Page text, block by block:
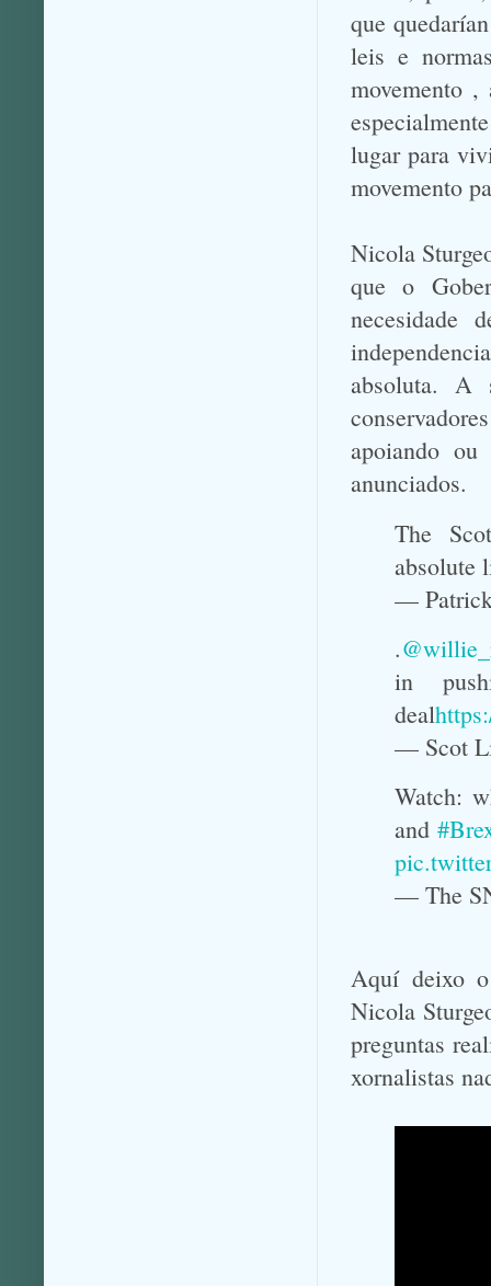
que
leis e
movemento
lugar para
movemento
Nicola
que o
necesidade
absoluta. A
apoiando
anunciados.
The
absolute
—
.
in
deal
— Scot
Watch:
and
— The
Aquí deixo
Nicola
preguntas
xornalistas